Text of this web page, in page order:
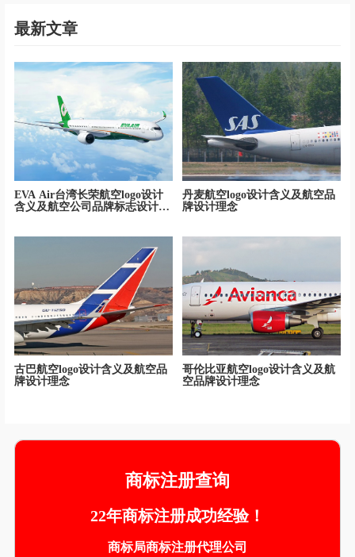
最新文章
EVA Air台湾长荣航空logo设计
含义及航空公司品牌标志设计理
丹麦航空logo设计含义及航空品
牌设计理念
古巴航空logo设计含义及航空品
牌设计理念
哥伦比亚航空logo设计含义及航
空品牌设计理念
商标注册查询
22年商标注册成功经验！
商标局商标注册代理公司